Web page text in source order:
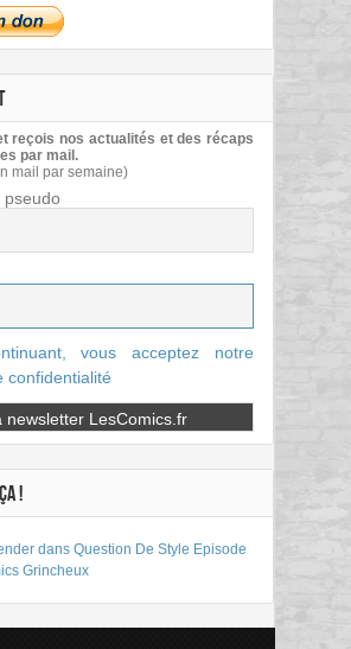
reçois nos actualités et des récaps
par mail.
mail par semaine)
pseudo
vous acceptez notre
confidentialité
!
dans Question De Style Episode
Grincheux